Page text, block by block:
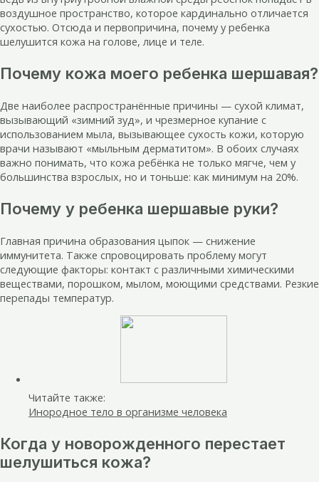
воздушное пространство, которое кардинально отличается
сухостью. Отсюда и первопричина, почему у ребенка
шелушится кожа на голове, лице и теле.
Почему кожа моего ребенка шершавая?
Две наиболее распространённые причины — сухой климат,
вызывающий «зимний зуд», и чрезмерное купание с
использованием мыла, вызывающее сухость кожи, которую
врачи называют «мыльным дерматитом». В обоих случаях
важно понимать, что кожа ребёнка не только мягче, чем у
большинства взрослых, но и тоньше: как минимум на 20%.
Почему у ребенка шершавые руки?
Главная причина образования цыпок — снижение
иммунитета. Также спровоцировать проблему могут
следующие факторы: контакт с различными химическими
веществами, порошком, мылом, моющими средствами. Резкие
перепады температур.
Читайте также:
Инородное тело в организме человека
Когда у новорожденного перестает
шелушиться кожа?